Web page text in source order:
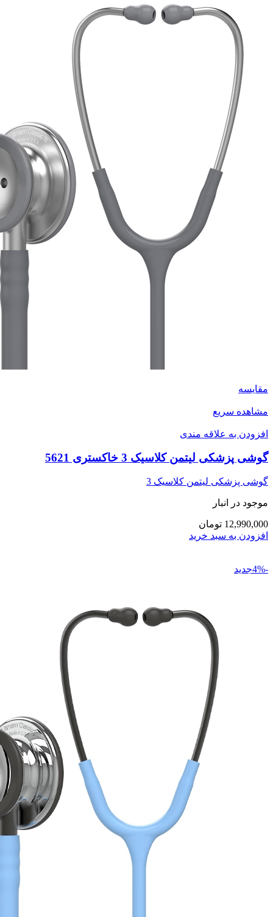
مقایسه
مشاهده سریع
افزودن به علاقه مندی
گوشی پزشکی لیتمن کلاسیک 3 خاکستری 5621
گوشی پزشکی لیتمن کلاسیک 3
موجود در انبار
12,990,000 تومان
افزودن به سبد خرید
-4%جدید